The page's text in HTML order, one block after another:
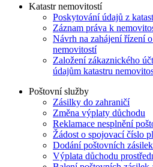
Katastr nemovitostí
Poskytování údajů z
Záznam práva k
Návrh na zahájení řízení
nemovitostí
Založení zákaznického
údajům katastru
Poštovní služby
Zásilky do zahraničí
Změna výplaty důchodu
Reklamace nesplnění
Žádost o spojovací číslo
Dodání poštovních
Výplata důchodu